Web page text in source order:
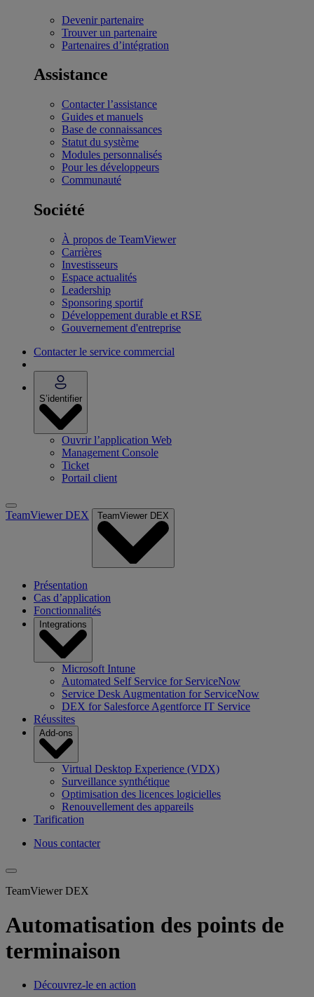
Devenir partenaire
Trouver un partenaire
Partenaires d’intégration
Assistance
Contacter l’assistance
Guides et manuels
Base de connaissances
Statut du système
Modules personnalisés
Pour les développeurs
Communauté
Société
À propos de TeamViewer
Carrières
Investisseurs
Espace actualités
Leadership
Sponsoring sportif
Développement durable et RSE
Gouvernement d'entreprise
Contacter le service commercial
S’identifier
Ouvrir l’application Web
Management Console
Ticket
Portail client
TeamViewer DEX TeamViewer DEX
Présentation
Cas d’application
Fonctionnalités
Integrations
Microsoft Intune
Automated Self Service for ServiceNow
Service Desk Augmentation for ServiceNow
DEX for Salesforce Agentforce IT Service
Réussites
Add-ons
Virtual Desktop Experience (VDX)
Surveillance synthétique
Optimisation des licences logicielles
Renouvellement des appareils
Tarification
Nous contacter
TeamViewer DEX
Automatisation des points de
terminaison
Découvrez-le en action